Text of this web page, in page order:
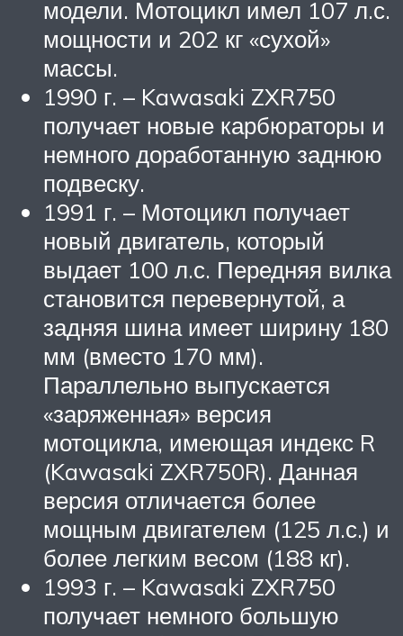
модели. Мотоцикл имел 107 л.с.
мощности и 202 кг «сухой»
массы.
1990 г. – Kawasaki ZXR750
получает новые карбюраторы и
немного доработанную заднюю
подвеску.
1991 г. – Мотоцикл получает
новый двигатель, который
выдает 100 л.с. Передняя вилка
становится перевернутой, а
задняя шина имеет ширину 180
мм (вместо 170 мм).
Параллельно выпускается
«заряженная» версия
мотоцикла, имеющая индекс R
(Kawasaki ZXR750R). Данная
версия отличается более
мощным двигателем (125 л.с.) и
более легким весом (188 кг).
1993 г. – Kawasaki ZXR750
получает немного большую